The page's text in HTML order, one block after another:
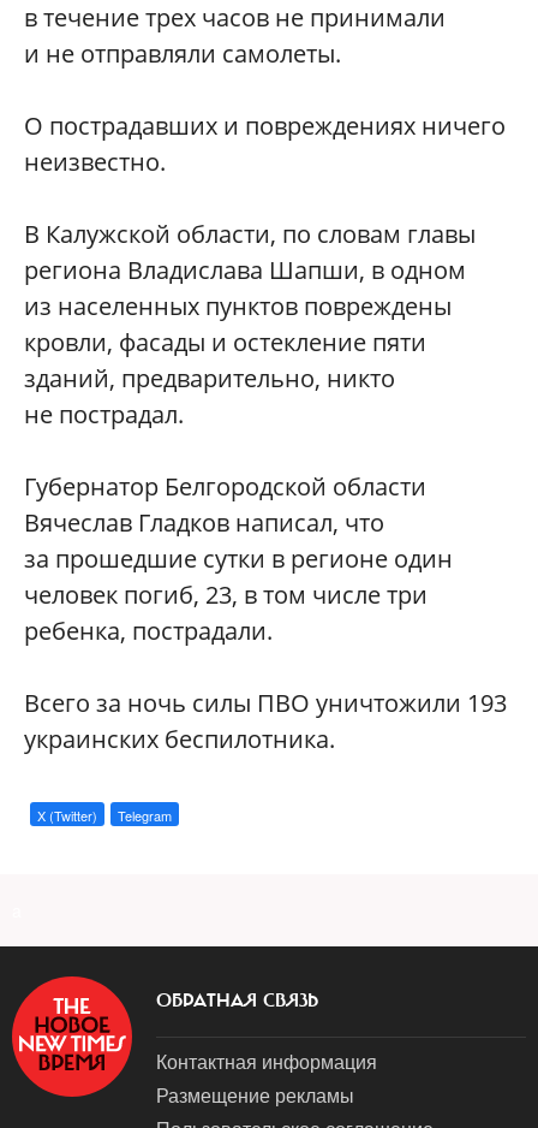
в течение трех часов не принимали
и не отправляли самолеты.
О пострадавших и повреждениях ничего
неизвестно.
В Калужской области, по словам главы
региона Владислава Шапши, в одном
из населенных пунктов повреждены
кровли, фасады и остекление пяти
зданий, предварительно, никто
не пострадал.
Губернатор Белгородской области
Вячеслав Гладков написал, что
за прошедшие сутки в регионе один
человек погиб, 23, в том числе три
ребенка, пострадали.
Всего за ночь силы ПВО уничтожили 193
украинских беспилотника.
X (Twitter) Telegram
ОБРАТНАЯ СВЯЗЬ
Контактная информация
Размещение рекламы